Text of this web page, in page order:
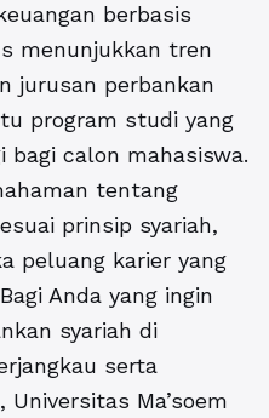
berbasis
menunjukkan tren
jurusan perbankan
program studi yang
calon mahasiswa.
tentang
prinsip syariah,
peluang karier yang
Anda yang ingin
syariah di
serta
Ma’soem